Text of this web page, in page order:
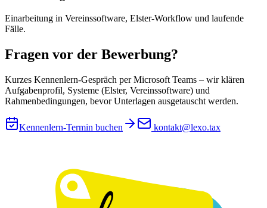
Einarbeitung in Vereinssoftware, Elster-Workflow und laufende
Fälle.
Fragen vor der Bewerbung?
Kurzes Kennenlern-Gespräch per Microsoft Teams – wir klären
Aufgabenprofil, Systeme (Elster, Vereinssoftware) und
Rahmenbedingungen, bevor Unterlagen ausgetauscht werden.
Kennenlern-Termin buchen kontakt@lexo.tax